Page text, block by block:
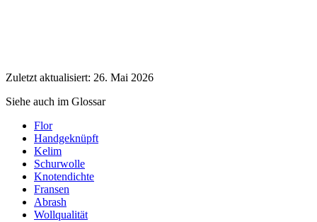
Zuletzt aktualisiert: 26. Mai 2026
Siehe auch im Glossar
Flor
Handgeknüpft
Kelim
Schurwolle
Knotendichte
Fransen
Abrash
Wollqualität